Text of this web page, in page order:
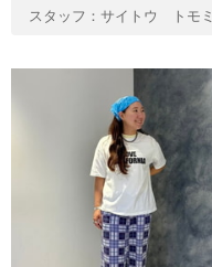
スタッフ：サイトウ トモミ